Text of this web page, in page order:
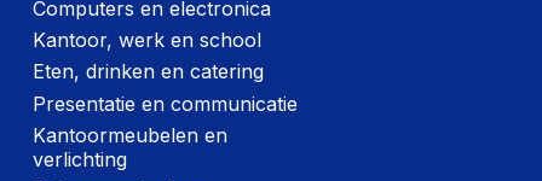
Computers en electronica
Kantoor, werk en school
Eten, drinken en catering
Presentatie en communicatie
Kantoormeubelen en
verlichting